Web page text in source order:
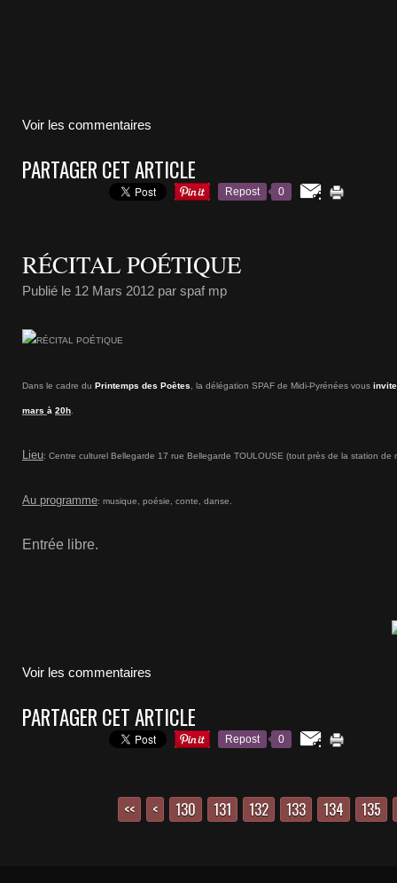
Voir les commentaires
PARTAGER CET ARTICLE
Repost 0
RÉCITAL POÉTIQUE
Publié le 12 Mars 2012 par spaf mp
Dans le cadre du Printemps des Poètes , la délégation SPAF de Midi-Pyrénées vous invite
mars à 20h
Lieu: Centre culturel Bellegarde 17 rue Bellegarde TOULOUSE (tout près de la station de
Au programme: musique, poésie, conte, danse.
Entrée libre.
Voir les commentaires
PARTAGER CET ARTICLE
Repost 0
<< < 100
110
120
130 131 132 133 134 135